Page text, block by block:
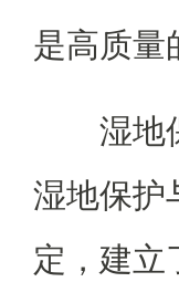
是高质量
湿地
湿地保护
定，建立